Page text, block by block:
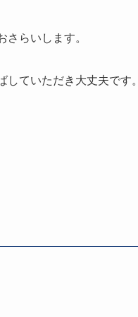
さらいします。
ていただき大丈夫です。